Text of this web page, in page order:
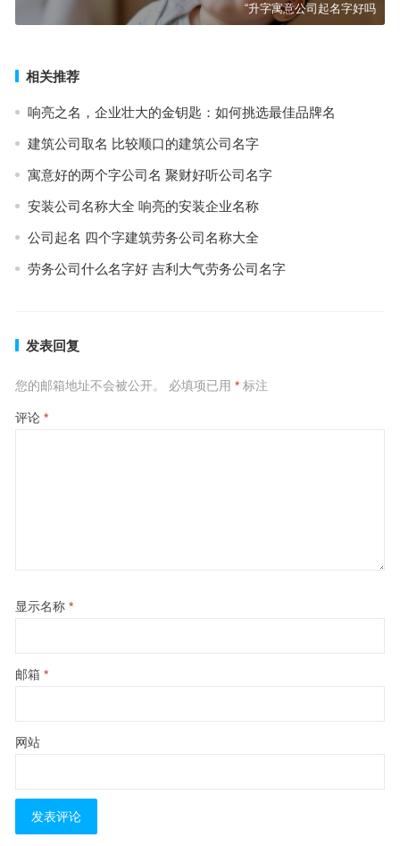
“升字寓意公司起名字好吗
相关推荐
响亮之名，企业壮大的金钥匙：如何挑选最佳品牌名
建筑公司取名 比较顺口的建筑公司名字
寓意好的两个字公司名 聚财好听公司名字
安装公司名称大全 响亮的安装企业名称
公司起名 四个字建筑劳务公司名称大全
劳务公司什么名字好 吉利大气劳务公司名字
发表回复
您的邮箱地址不会被公开。 必填项已用 *标注
评论 *
显示名称 *
邮箱 *
网站